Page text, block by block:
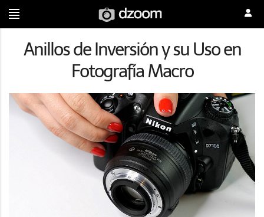
Anillos de Inversión y su Uso en
Fotografía Macro